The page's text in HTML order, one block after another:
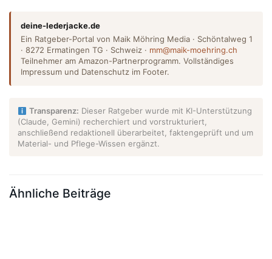
deine-lederjacke.de
Ein Ratgeber-Portal von Maik Möhring Media · Schöntalweg 1
· 8272 Ermatingen TG · Schweiz · mm@maik-moehring.ch
Teilnehmer am Amazon-Partnerprogramm. Vollständiges
Impressum und Datenschutz im Footer.
Transparenz: Dieser Ratgeber wurde mit KI-Unterstützung
(Claude, Gemini) recherchiert und vorstrukturiert,
anschließend redaktionell überarbeitet, faktengeprüft und um
Material- und Pflege-Wissen ergänzt.
Ähnliche Beiträge